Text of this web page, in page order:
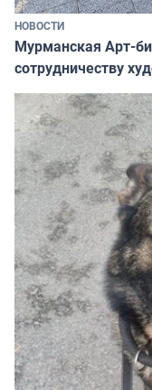
НОВОСТИ
Мурманская Арт-
сотрудничеству